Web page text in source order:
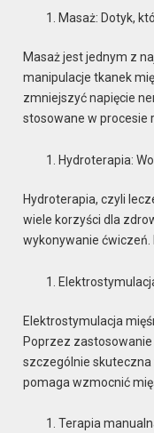
Masaż: Dotyk,
Masaż jest jednym z
manipulacje tkanek
zmniejszyć napięcie
stosowane w procesie
Hydroterapia:
Hydroterapia, czyli
wiele korzyści dla
wykonywanie
Elektrostymulacja
Poprzez
szczególnie
pomaga wzmocnić
Terapia